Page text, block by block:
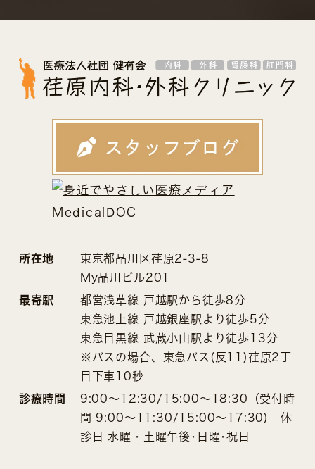
所在地
東京都品川区荏原2-3-8
My品川ビル201
最寄駅
都営浅草線 戸越駅から徒歩8分
東急池上線 戸越銀座駅より徒歩5分
東急目黒線 武蔵小山駅より徒歩13分
※バスの場合、東急バス(反11)荏原2丁
目下車10秒
診療時間
9:00～12:30/15:00～18:30（受付時
間 9:00～11:30/15:00～17:30) 休
診日 水曜・土曜午後･日曜･祝日